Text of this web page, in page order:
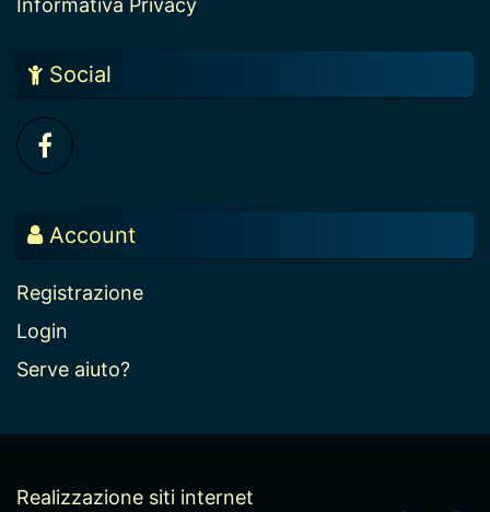
Social
Account
Registrazione
Login
Serve aiuto?
Realizzazione siti internet